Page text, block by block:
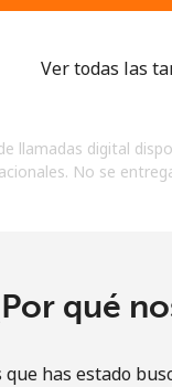
Únete
Ver todas las
llamadas digital
No se
qué
que has estado